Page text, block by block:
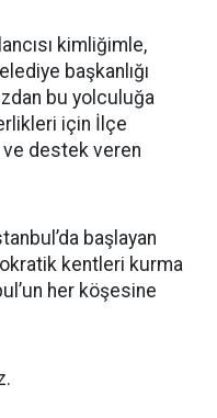
kimliğimle,
başkanlığı
bu yolculuğa
için İlçe
ve destek veren
başlayan
kentleri kurma
her köşesine